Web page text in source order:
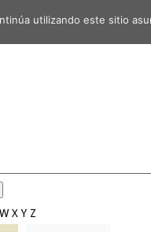
W X Y Z
utilizando este sitio